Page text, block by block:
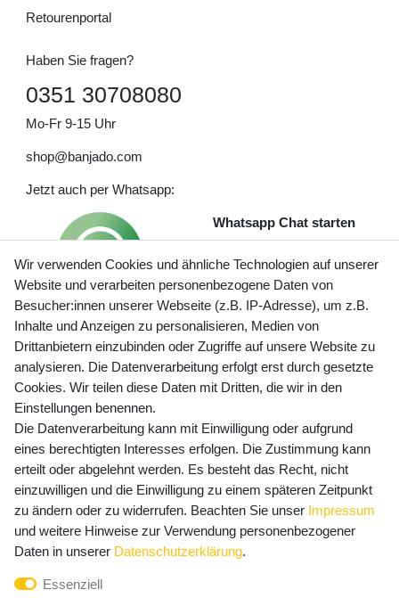
Retourenportal
Haben Sie fragen?
0351 30708080
Mo-Fr 9-15 Uhr
shop@banjado.com
Jetzt auch per Whatsapp:
Whatsapp Chat starten
Preisangaben inkl. gesetzl. MwSt. und zzgl. Service- und
Versandkosten
Newsletter Anmeldung - Keine Angebote
mehr verpassen!
E-MAIL **
Newsletter
Honig
Hiermit bestätige ich, dass ich dieDaten­schutz­erklärung
widerrufen.**
Wir verwenden Cookies und ähnliche Technologien auf unserer
Website und verarbeiten personenbezogene Daten von
Besucher:innen unserer Webseite (z.B. IP-Adresse), um z.B.
Inhalte und Anzeigen zu personalisieren, Medien von
Drittanbietern einzubinden oder Zugriffe auf unsere Website zu
analysieren. Die Datenverarbeitung erfolgt erst durch gesetzte
Cookies. Wir teilen diese Daten mit Dritten, die wir in den
Einstellungen benennen.
Die Datenverarbeitung kann mit Einwilligung oder aufgrund
eines berechtigten Interesses erfolgen. Die Zustimmung kann
erteilt oder abgelehnt werden. Es besteht das Recht, nicht
einzuwilligen und die Einwilligung zu einem späteren Zeitpunkt
zu ändern oder zu widerrufen. Beachten Sie unser Impressum
und weitere Hinweise zur Verwendung personenbezogener
Daten in unserer Daten­schutz­erklärung.
Essenziell